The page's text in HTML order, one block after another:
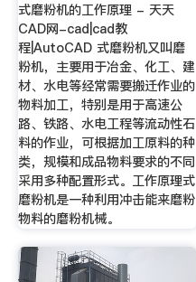
式磨粉机的工作原理 - 天天
CAD网-cad|cad教
程|AutoCAD 式磨粉机又叫磨
粉机，主要用于冶金、化工、建
材、水电等经常需要搬迁作业的
物料加工，特别是用于高速公
路、铁路、水电工程等流动性石
料的作业，可根据加工原料的种
类，规模和成品物料要求的不同
采用多种配置形式。工作原理式
磨粉机是一种利用冲击能来磨粉
物料的磨粉机械。